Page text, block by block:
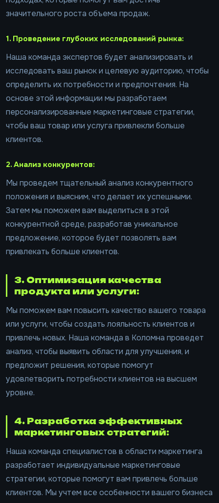
значительного роста объема продаж.
1. Проведение глубоких исследований рынка:
Наша команда экспертов будет анализировать и
исследовать ваш рынок и целевую аудиторию, чтобы
определить их потребности и предпочтения. На
основе этой информации мы разработаем
персонализированные маркетинговые стратегии,
чтобы ваш товар или услуга привлекли больше
клиентов.
2. Анализ конкурентов:
Мы проведем тщательный анализ конкурентного
положения и выясним, что делает их успешными.
Затем мы поможем вам выделиться в этой
конкурентной среде, разработав уникальное
предложение, которое будет позволять вам
привлекать больше клиентов.
3. Оптимизация качества
продукта или услуги:
Мы поможем вам повысить качество вашего товара
или услуги, чтобы создать лояльность клиентов и
привлечь новых. Наша команда в Коломна проведет
анализ, чтобы выявить области для улучшения, и
предложит решения, которые помогут
удовлетворить потребности клиентов на высшем
уровне.
4. Разработка эффективных
маркетинговых стратегий:
Наша команда специалистов в области маркетинга
разработает индивидуальные маркетинговые
стратегии, которые помогут вам привлечь больше
клиентов. Мы учтем все особенности вашего бизнеса